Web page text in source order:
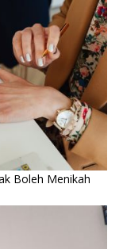
Boleh Menikah